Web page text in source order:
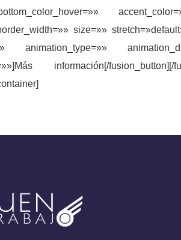
size=»»
animation_type=»»
información[/fusion_button][/